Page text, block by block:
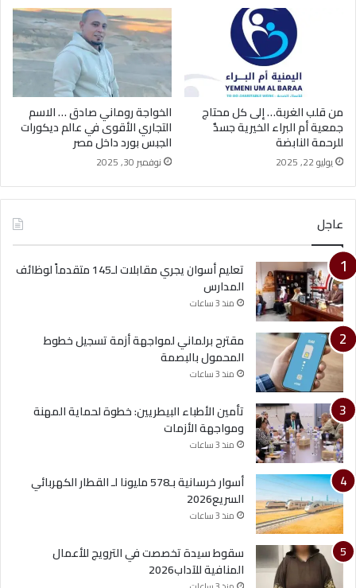
من قلب الغربة… إلى كل محتاج
جمعية أم البراء الخيرية جسدٌ
للرحمة النابضة
يوليو 22, 2025
الخواجة روماني صادق … الاسم
التجاري الأقوى في عالم ديكورات
الجبس بورد داخل مصر
نوفمبر 30, 2025
عاجل
تعليم أسوان يجري مقابلات لـ145 متقدماً لوظائف
المدارس
منذ 3 ساعات
مقترح برلماني لمواجهة أزمة تسجيل خطوط
المحمول بالبصمة
منذ 3 ساعات
تأمين الأطباء البيطريين: خطوة لحماية المهنة
ومواجهة الأزمات
منذ 3 ساعات
أسوار خرسانية بـ578 مليونا لـ القطار الكهربائي
السريع2026
منذ 3 ساعات
سقوط سيدة تخصصت في الترويج للأعمال
المنافية للآداب2026